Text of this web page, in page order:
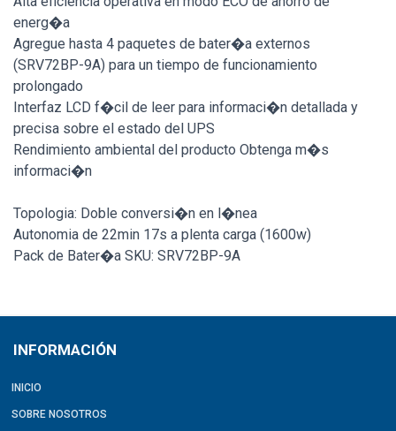
energ�a
Agregue hasta 4 paquetes de bater�a externos
(SRV72BP-9A) para un tiempo de funcionamiento
prolongado
Interfaz LCD f�cil de leer para informaci�n detallada y
precisa sobre el estado del UPS
Rendimiento ambiental del producto Obtenga m�s
informaci�n
Topologia: Doble conversi�n en l�nea
Autonomia de 22min 17s a plenta carga (1600w)
Pack de Bater�a SKU: SRV72BP-9A
INFORMACIÓN
INICIO
SOBRE NOSOTROS